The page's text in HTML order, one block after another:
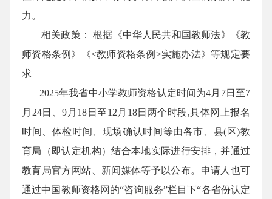
力。
相关政策： 根据《中华人民共和国教师法》《教
师资格条例》《<教师资格条例>实施办法》等规定要
求
2025年我省中小学教师资格认定时间为4月7日至7
月24日、9月18日至12月18日两个时段,具体网上报名
时间、体检时间、现场确认时间等由各市、县(区)教
育局（即认定机构）结合本地实际进行安排，并通过
教育局官方网站、新闻媒体等予以公布。申请人也可
通过中国教师资格网的“咨询服务”栏目下“各省份认定